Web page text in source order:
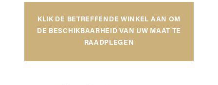
KLIK DE BETREFFENDE WINKEL AAN OM
DE BESCHIKBAARHEID VAN UW MAAT TE
RAADPLEGEN